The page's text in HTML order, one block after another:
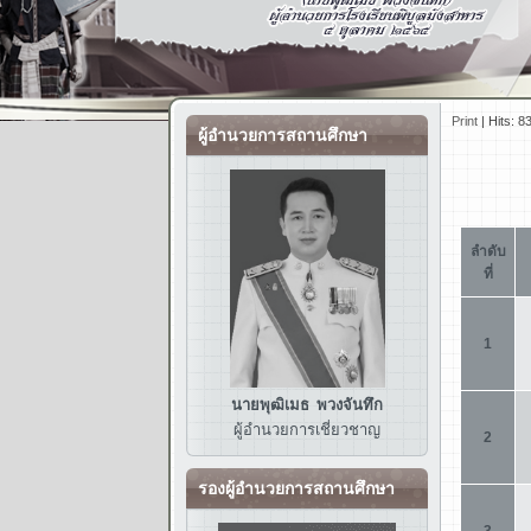
ผู้อำนวยการสถานศึกษา
นายพุฒิเมธ พวงจันทึก
ผู้อำนวยการเชี่ยวชาญ
รองผู้อำนวยการสถานศึกษา
Print | Hits: